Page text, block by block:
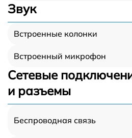
Звук
Встроенные колонки
Встроенный микрофон
Сетевые
и разъемы
Беспроводная связь